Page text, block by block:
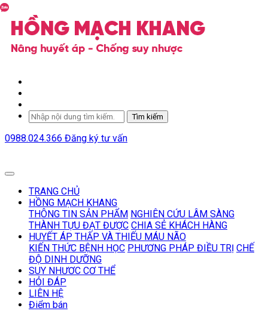
Tìm kiếm
0988.024.366 Đăng ký tư vấn
TRANG CHỦ
HỒNG MẠCH KHANG
THÔNG TIN SẢN PHẨM NGHIÊN CỨU LÂM SÀNG
THÀNH TỰU ĐẠT ĐƯỢC CHIA SẺ KHÁCH HÀNG
HUYẾT ÁP THẤP VÀ THIẾU MÁU NÃO
KIẾN THỨC BỆNH HỌC PHƯƠNG PHÁP ĐIỀU TRỊ CHẾ
ĐỘ DINH DƯỠNG
SUY NHƯƠC CƠ THỂ
HỎI ĐÁP
LIÊN HỆ
Điểm bán